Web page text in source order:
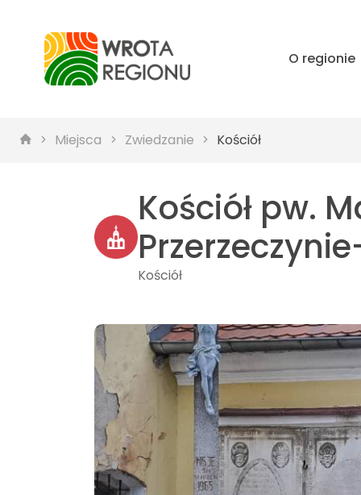
O regionie
Miejsca Zwiedzanie Kościół
Kościół pw.
Kościół